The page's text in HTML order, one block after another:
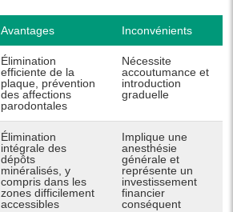
Avantages Inconvénients
Élimination
efficiente de la
plaque, prévention
des affections
parodontales
Nécessite
accoutumance et
introduction
graduelle
Élimination
intégrale des
dépôts
minéralisés, y
compris dans les
zones difficilement
accessibles
Implique une
anesthésie
générale et
représente un
investissement
financier
conséquent